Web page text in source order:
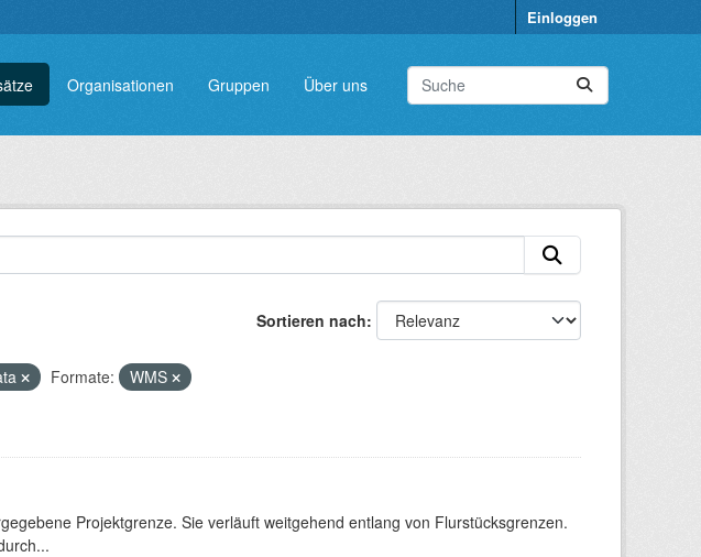
Einloggen
Organisationen Gruppen Über uns
Sortieren nach
Formate:
WMS
Projektgrenze. Sie verläuft weitgehend entlang von Flurstücksgrenzen.